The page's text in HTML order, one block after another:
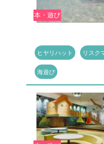
本・遊び
ヒヤリハット リスク
海遊び